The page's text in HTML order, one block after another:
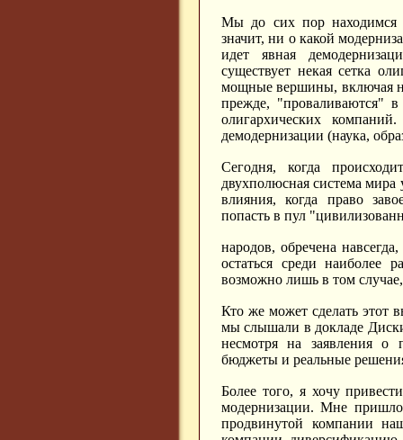
Мы до сих пор находимся
значит, ни о какой
идет явная
существует некая сетка
мощные вершины, включая
прежде, "проваливаются"
олигархических
демодернизации (наука,
Сегодня, когда
двухполюсная система
влияния, когда право
попасть в пул
народов, обречена
остаться среди наиболее
возможно лишь в том
Кто же может сделать этот
мы слышали в докладе
несмотря на заявления о
бюджеты и реальные
Более того, я хочу
модернизации. Мне
продвинутой компании